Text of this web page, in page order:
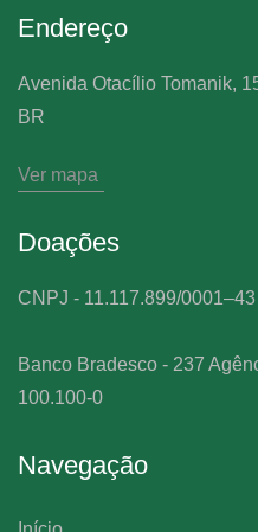
Endereço
Avenida Otacílio Tomanik,
BR
Ver mapa
Doações
CNPJ - 11.117.899/0001–43
Banco Bradesco - 237
100.100-0
Navegação